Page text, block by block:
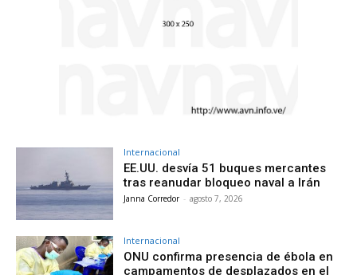
Internacional
EE.UU. desvía 51 buques mercantes
tras reanudar bloqueo naval a Irán
Janna Corredor - agosto 7, 2026
Internacional
ONU confirma presencia de ébola en
campamentos de desplazados en el